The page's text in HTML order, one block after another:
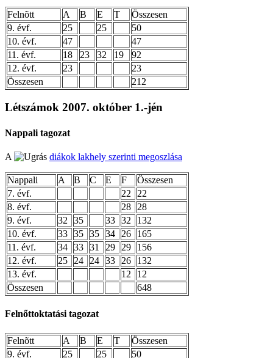
Felnõtt A B E T
Összesen
9. évf.
25 25
50
10. évf.
47
47
11. évf.
18 23 32 19
92
12. évf.
23
23
Összesen
212
Létszámok 2007. október 1.-jén
Nappali tagozat
A diákok lakhely szerinti megoszlása
Nappali A B C E F
Összesen
7. évf.
22
22
8. évf.
28
28
9. évf.
32 35 33 32
132
10. évf.
33 35 35 34 26
165
11. évf.
34 33 31 29 29
156
12. évf.
25 24 24 33 26
132
13. évf.
12
12
Összesen
648
Felnőttoktatási tagozat
Felnõtt A B E T
Összesen
9. évf.
25 25 50